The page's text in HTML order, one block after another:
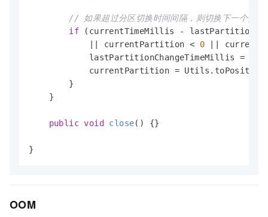
// 如果超过分区切换时间间隔，则切换下一个分区
if (currentTimeMillis -
            || currentPartition <
0 ||
lastPartitionChangeTimeMillis =
currentPartition =
        }
    }
public void close() {}
}
OOM